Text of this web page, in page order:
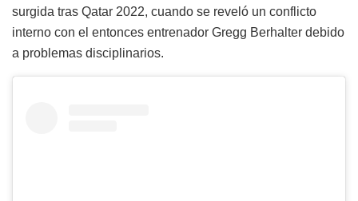
surgida tras Qatar 2022, cuando se reveló un conflicto
interno con el entonces entrenador Gregg Berhalter debido
a problemas disciplinarios.